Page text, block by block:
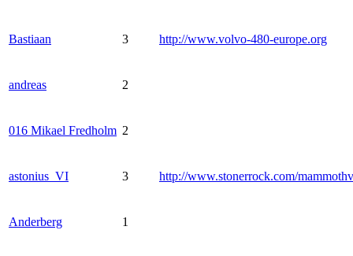
Bastiaan 3 http://www.volvo-480-europe.org
andreas 2
016 Mikael Fredholm 2
astonius_VI 3 http://www.stonerrock.com/
Anderberg 1